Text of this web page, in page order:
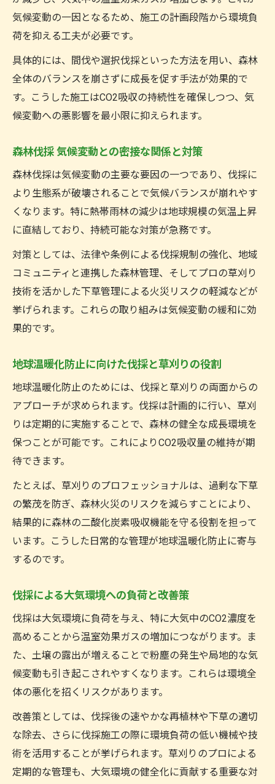
気候変動の一因となるため、施工の計画段階から環境負
荷を抑える工夫が必要です。
具体的には、間伐や選択伐採といった方法を用い、森林
全体のバランスを崩さずに成長を促す手法が効果的で
す。こうした施工はCO2吸収の持続性を確保しつつ、気
候変動への悪影響を最小限に抑えられます。
森林伐採 気候変動との密接な関係と対策
森林伐採は気候変動の主要な要因の一つであり、伐採に
より生態系が破壊されることで気候バランスが崩れやす
くなります。特に熱帯雨林の減少は地球規模の気温上昇
に直結しており、持続可能な対策が急務です。
対策としては、法律や条例による伐採規制の強化、地域
コミュニティと連携した森林管理、そしてプロの草刈り
技術を活かした下草管理による火災リスクの軽減などが
挙げられます。これらの取り組みは気候変動の緩和に効
果的です。
地球温暖化防止に向けた伐採と草刈りの役割
地球温暖化防止のためには、伐採と草刈りの両面からの
アプローチが求められます。伐採は計画的に行い、草刈
りは定期的に実施することで、森林の健全な成長環境を
保つことが可能です。これによりCO2吸収量の維持が期
待できます。
たとえば、草刈りのプロフェッショナルは、過剰な下草
の繁茂を防ぎ、森林火災のリスクを減らすことにより、
結果的に森林の二酸化炭素吸収機能を守る役割を担って
います。こうした日常的な管理が地球温暖化防止に寄与
するのです。
伐採による大気環境への負荷と改善策
伐採は大気環境に負荷を与え、特に大気中のCO2濃度を
高めることから温室効果ガスの増加につながります。ま
た、土壌の露出が増えることで粉塵の発生や局地的な気
候変動も引き起こされやすくなります。これらは環境全
体の悪化を招くリスクがあります。
改善策としては、伐採後の速やかな再植林や下草の適切
な除去、さらに伐採施工の際に環境負荷の低い機械や技
術を活用することが挙げられます。草刈りのプロによる
定期的な管理も、大気環境の健全化に貢献する重要な対